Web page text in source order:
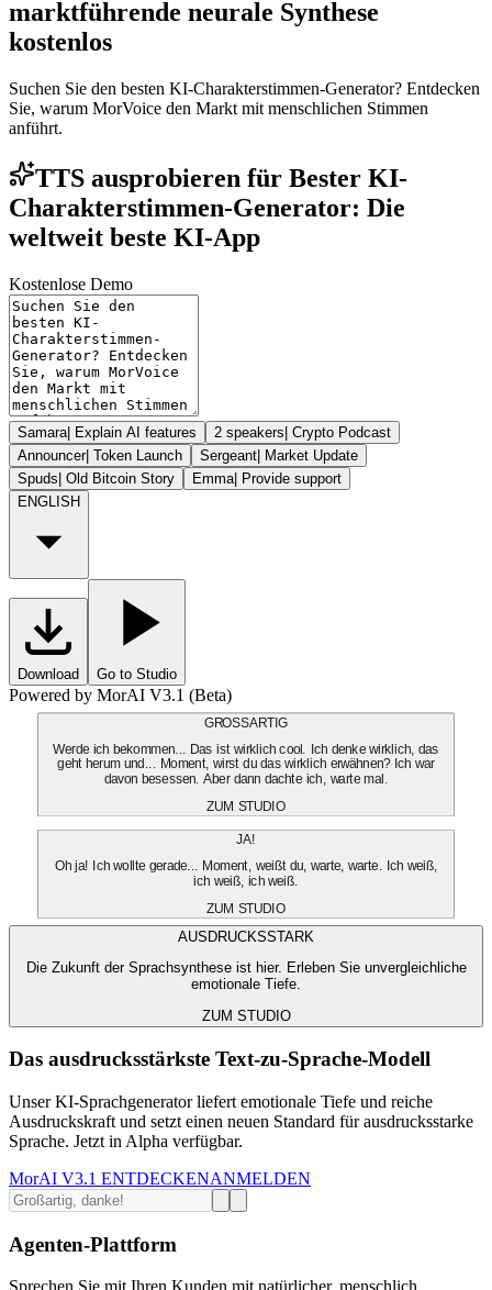
marktführende neurale Synthese
kostenlos
Suchen Sie den besten KI-Charakterstimmen-Generator? Entdecken
Sie, warum MorVoice den Markt mit menschlichen Stimmen
anführt.
TTS ausprobieren für Bester KI-
Charakterstimmen-Generator: Die
weltweit beste KI-App
Kostenlose Demo
Samara| Explain AI features 2 speakers| Crypto Podcast
Announcer| Token Launch Sergeant| Market Update
Spuds| Old Bitcoin Story Emma| Provide support
ENGLISH
Download Go to Studio
Powered by MorAI V3.1 (Beta)
GROSSARTIG
Werde ich bekommen... Das ist wirklich cool. Ich denke wirklich, das
geht herum und... Moment, wirst du das wirklich erwähnen? Ich war
davon besessen. Aber dann dachte ich, warte mal.
ZUM STUDIO
JA!
Oh ja! Ich wollte gerade... Moment, weißt du, warte, warte. Ich weiß,
ich weiß, ich weiß.
ZUM STUDIO
AUSDRUCKSSTARK
Die Zukunft der Sprachsynthese ist hier. Erleben Sie unvergleichliche
emotionale Tiefe.
ZUM STUDIO
Das ausdrucksstärkste Text-zu-Sprache-Modell
Unser KI-Sprachgenerator liefert emotionale Tiefe und reiche
Ausdruckskraft und setzt einen neuen Standard für ausdrucksstarke
Sprache. Jetzt in Alpha verfügbar.
MorAI V3.1 ENTDECKENANMELDEN
Agenten-Plattform